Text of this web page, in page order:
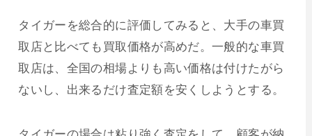
タイガーを総合的に評価してみると、大手の車買
取店と比べても買取価格が高めだ。一般的な車買
取店は、全国の相場よりも高い価格は付けたがら
ないし、出来るだけ査定額を安くしようとする。